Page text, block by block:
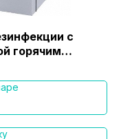
с
горячим
AD CM)